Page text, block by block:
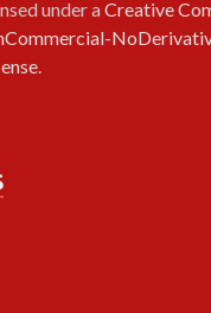
under aCreative
.